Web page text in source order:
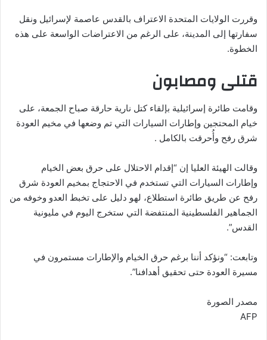
وقررت الولايات المتحدة الاعتراف بالقدس عاصمة لإسرائيل ونقل
سفارتها إلى المدينة، على الرغم من الاعتراضات الواسعة على هذه
الخطوة.
قتلى ومصابون
وقامت طائرة إسرائيلية بإلقاء كتل نارية حارقة صباح الجمعة، على
خيام المحتجين وإطارات السيارات التي تم وضعها في مخيم العودة
شرق رفح وأُحرقت بالكامل .
وقالت الهيئة العليا إن “إقدام الاحتلال على حرق بعض الخيام
وإطارات السيارات التي تستخدم في الاحتجاج بمخيم العودة شرق
رفح عن طريق طائرة استطلاع، لهو دليل على تخبط العدو وخوفه من
الجماهير الفلسطينية المنتفضة التي ستخرج اليوم في مليونية
القدس”.
وتابعت: “ونؤكد أننا برغم حرق الخيام والإطارات مستمرون في
مسيرة العودة حتى تحقيق أهدافنا”.
مصدر الصورة
AFP